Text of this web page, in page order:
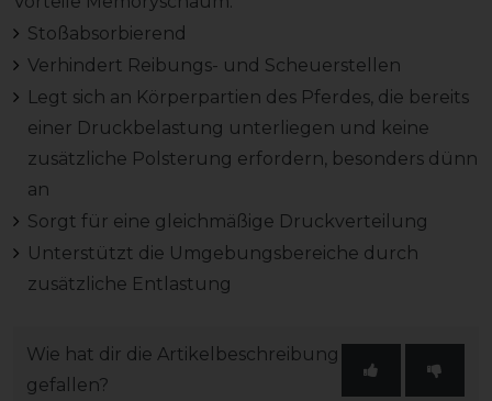
Stoßabsorbierend
Verhindert Reibungs- und Scheuerstellen
Legt sich an Körperpartien des Pferdes, die bereits
einer Druckbelastung unterliegen und keine
zusätzliche Polsterung erfordern, besonders dünn
an
Sorgt für eine gleichmäßige Druckverteilung
Unterstützt die Umgebungsbereiche durch
zusätzliche Entlastung
Wie hat dir die Artikelbeschreibung
gefallen?